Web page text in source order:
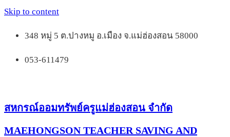
Skip to content
348 หมู่ 5 ต.ปางหมู อ.เมือง จ.แม่ฮ่องสอน 58000
053-611479
สหกรณ์ออมทรัพย์ครูแม่ฮ่องสอน จำกัด
MAEHONGSON TEACHER SAVING AND